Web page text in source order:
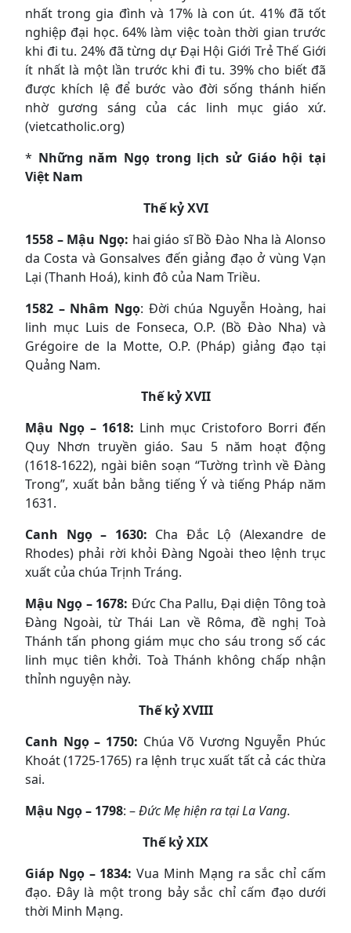
nhất trong gia đình và 17% là con út. 41% đã tốt
nghiệp đại học. 64% làm việc toàn thời gian trước
khi đi tu. 24% đã từng dự Đại Hội Giới Trẻ Thế Giới
ít nhất là một lần trước khi đi tu. 39% cho biết đã
được khích lệ để bước vào đời sống thánh hiến
nhờ gương sáng của các linh mục giáo xứ.
(vietcatholic.org)
* Những năm Ngọ trong lịch sử Giáo hội tại
Việt Nam
Thế kỷ XVI
1558 – Mậu Ngọ: hai giáo sĩ Bồ Đào Nha là Alonso
da Costa và Gonsalves đến giảng đạo ở vùng Vạn
Lại (Thanh Hoá), kinh đô của Nam Triều.
1582 – Nhâm Ngọ: Đời chúa Nguyễn Hoàng, hai
linh mục Luis de Fonseca, O.P. (Bồ Đào Nha) và
Grégoire de la Motte, O.P. (Pháp) giảng đạo tại
Quảng Nam.
Thế kỷ XVII
Mậu Ngọ – 1618: Linh mục Cristoforo Borri đến
Quy Nhơn truyền giáo. Sau 5 năm hoạt động
(1618-1622), ngài biên soạn “Tường trình về Đàng
Trong”, xuất bản bằng tiếng Ý và tiếng Pháp năm
1631.
Canh Ngọ – 1630: Cha Đắc Lộ (Alexandre de
Rhodes) phải rời khỏi Đàng Ngoài theo lệnh trục
xuất của chúa Trịnh Tráng.
Mậu Ngọ – 1678: Ðức Cha Pallu, Đại diện Tông toà
Đàng Ngoài, từ Thái Lan về Rôma, đề nghị Toà
Thánh tấn phong giám mục cho sáu trong số các
linh mục tiên khởi. Toà Thánh không chấp nhận
thỉnh nguyện này.
Thế kỷ XVIII
Canh Ngọ – 1750: Chúa Võ Vương Nguyễn Phúc
Khoát (1725-1765) ra lệnh trục xuất tất cả các thừa
sai.
Mậu Ngọ – 1798: –Đức Mẹ hiện ra tại La Vang.
Thế kỷ XIX
Giáp Ngọ – 1834:Vua Minh Mạng ra sắc chỉ cấm
đạo. Đây là một trong bảy sắc chỉ cấm đạo dưới
thời Minh Mạng.